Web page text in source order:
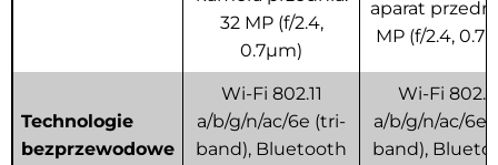
32 MP (f/2.4,
0.7µm)
aparat
MP (f/2.4,
Technologie
bezprzewodowe
Wi-Fi 802.11
a/b/g/n/ac/6e (tri-
band), Bluetooth
Wi-Fi 802.11
a/b/g/n/ac/6e
band),